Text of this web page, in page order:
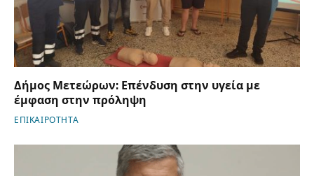
Δήμος Μετεώρων: Επένδυση στην υγεία με
έμφαση στην πρόληψη
ΕΠΙΚΑΙΡΟΤΗΤΑ